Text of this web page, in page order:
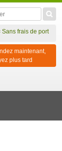
Sans frais de port
maintenant,
plus tard